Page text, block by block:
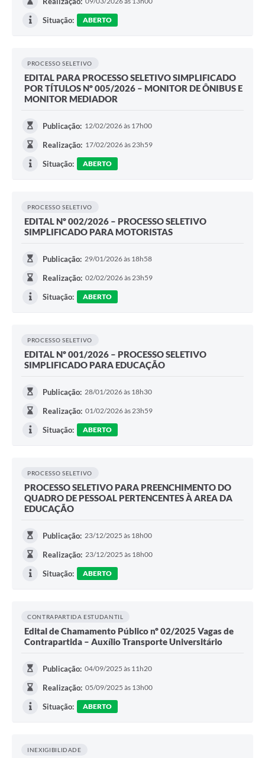
Situação: ABERTO
PROCESSO SELETIVO
EDITAL PARA PROCESSO SELETIVO SIMPLIFICADO
POR TÍTULOS Nº 005/2026 – MONITOR DE ÔNIBUS E
MONITOR MEDIADOR
Publicação: 12/02/2026 às 17h00
Realização: 17/02/2026 às 23h59
Situação: ABERTO
PROCESSO SELETIVO
EDITAL Nº 002/2026 – PROCESSO SELETIVO
SIMPLIFICADO PARA MOTORISTAS
Publicação: 29/01/2026 às 18h58
Realização: 02/02/2026 às 23h59
Situação: ABERTO
PROCESSO SELETIVO
EDITAL Nº 001/2026 – PROCESSO SELETIVO
SIMPLIFICADO PARA EDUCAÇÃO
Publicação: 28/01/2026 às 18h30
Realização: 01/02/2026 às 23h59
Situação: ABERTO
PROCESSO SELETIVO
PROCESSO SELETIVO PARA PREENCHIMENTO DO
QUADRO DE PESSOAL PERTENCENTES À AREA DA
EDUCAÇÃO
Publicação: 23/12/2025 às 18h00
Realização: 23/12/2025 às 18h00
Situação: ABERTO
CONTRAPARTIDA ESTUDANTIL
Edital de Chamamento Público nº 02/2025 Vagas de
Contrapartida – Auxílio Transporte Universitário
Publicação: 04/09/2025 às 11h20
Realização: 05/09/2025 às 13h00
Situação: ABERTO
INEXIGIBILIDADE